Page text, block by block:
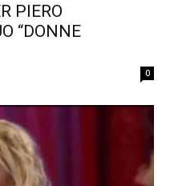
PIERO
“DONNE
0